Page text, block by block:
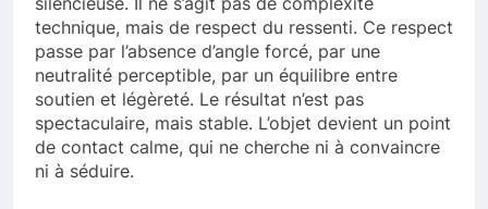
technique, mais de respect du ressenti. Ce respect
passe par l’absence d’angle forcé, par une
neutralité perceptible, par un équilibre entre
soutien et légèreté. Le résultat n’est pas
spectaculaire, mais stable. L’objet devient un point
de contact calme, qui ne cherche ni à convaincre
ni à séduire.